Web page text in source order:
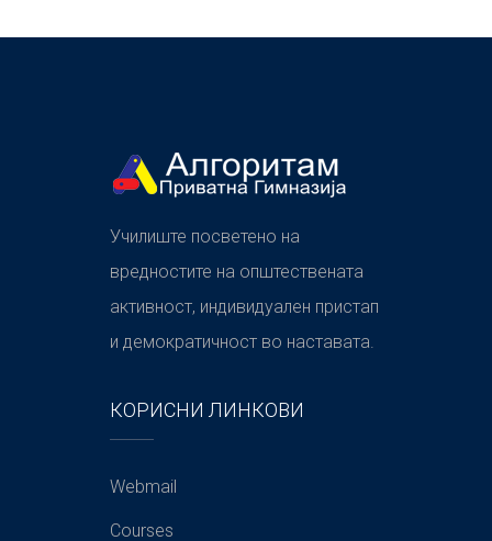
Училиште посветено на
вредностите на општествената
активност, индивидуален пристап
и демократичност во наставата.
КОРИСНИ ЛИНКОВИ
Webmail
Courses